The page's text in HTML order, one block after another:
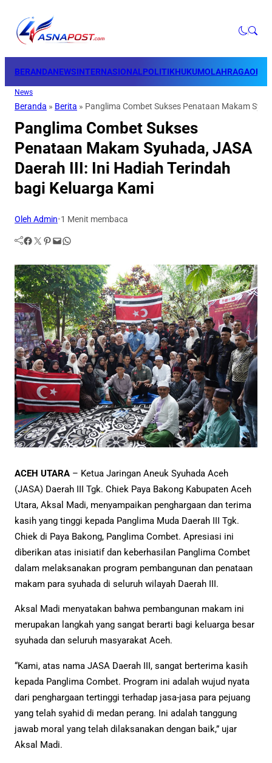
BERANDANEWSINTERNASIONALPOLITIKHUKUMOLAHRAGAOPINI
News
Beranda » Berita » Panglima Combet Sukses Penataan Makam
Panglima Combet Sukses
Penataan Makam Syuhada, JASA
Daerah III: Ini Hadiah Terindah
bagi Keluarga Kami
Oleh Admin•1 Menit membaca
Facebook Twitter Pinterest Mail WhatsApp
ACEH UTARA – Ketua Jaringan Aneuk Syuhada Aceh
(JASA) Daerah III Tgk. Chiek Paya Bakong Kabupaten Aceh
Utara, Aksal Madi, menyampaikan penghargaan dan terima
kasih yang tinggi kepada Panglima Muda Daerah III Tgk.
Chiek di Paya Bakong, Panglima Combet. Apresiasi ini
diberikan atas inisiatif dan keberhasilan Panglima Combet
dalam melaksanakan program pembangunan dan penataan
makam para syuhada di seluruh wilayah Daerah III.
Aksal Madi menyatakan bahwa pembangunan makam ini
merupakan langkah yang sangat berarti bagi keluarga besar
syuhada dan seluruh masyarakat Aceh.
“Kami, atas nama JASA Daerah III, sangat berterima kasih
kepada Panglima Combet. Program ini adalah wujud nyata
dari penghargaan tertinggi terhadap jasa-jasa para pejuang
yang telah syahid di medan perang. Ini adalah tanggung
jawab moral yang telah dilaksanakan dengan baik,” ujar
Aksal Madi.